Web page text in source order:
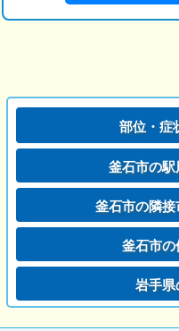
部位・症
釜石市の
釜石市の隣
釜石市
岩手